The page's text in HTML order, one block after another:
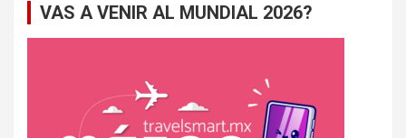
c
VAS A VENIR AL MUNDIAL 2026?